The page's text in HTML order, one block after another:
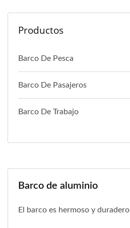
Productos
Barco De Pesca
Barco De Pasajeros
Barco De Trabajo
Barco de aluminio
El barco es hermoso y duradero